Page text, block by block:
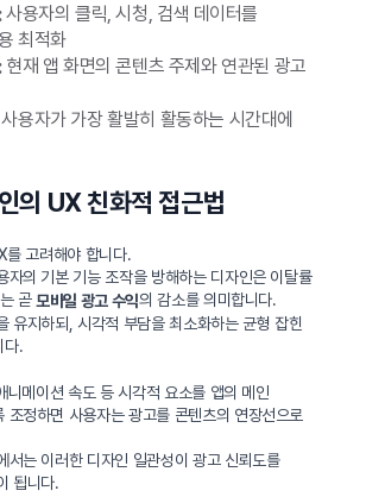
사용자의 클릭, 시청, 검색 데이터를
최적화
현재 앱 화면의 콘텐츠 주제와 연관된 광고
용자가 가장 활발히 활동하는 시간대에
의 UX 친화적 접근법
를 고려해야 합니다.
자의 기본 기능 조작을 방해하는 디자인은 이탈률
곧모바일 광고 수익의 감소를 의미합니다.
유지하되, 시각적 부담을 최소화하는 균형 잡힌
다.
니메이션 속도 등 시각적 요소를 앱의 메인
조정하면 사용자는 광고를 콘텐츠의 연장선으로
서는 이러한 디자인 일관성이 광고 신뢰도를
됩니다.